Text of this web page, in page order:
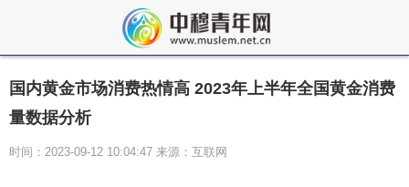
国内黄金市场消费热情高 2023年上半年全国黄金消费
量数据分析
时间：2023-09-12 10:04:47 来源：互联网